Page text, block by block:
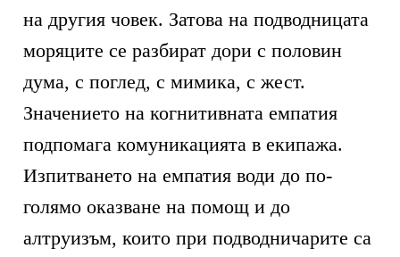
на другия човек. Затова на подводницата
моряците се разбират дори с половин
дума, с поглед, с мимика, с жест.
Значението на когнитивната емпатия
подпомага комуникацията в екипажа.
Изпитването на емпатия води до по-
голямо оказване на помощ и до
алтруизъм, които при подводничарите са